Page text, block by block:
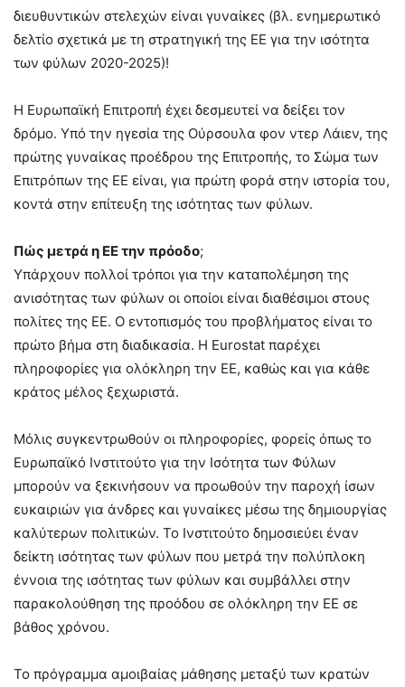
διευθυντικών στελεχών είναι γυναίκες (βλ. ενημερωτικό
δελτίο σχετικά με τη στρατηγική της ΕΕ για την ισότητα
των φύλων 2020-2025)!
Η Ευρωπαϊκή Επιτροπή έχει δεσμευτεί να δείξει τον
δρόμο. Υπό την ηγεσία της Ούρσουλα φον ντερ Λάιεν, της
πρώτης γυναίκας προέδρου της Επιτροπής, το Σώμα των
Επιτρόπων της ΕΕ είναι, για πρώτη φορά στην ιστορία του,
κοντά στην επίτευξη της ισότητας των φύλων.
Πώς μετρά η ΕΕ την πρόοδο;
Υπάρχουν πολλοί τρόποι για την καταπολέμηση της
ανισότητας των φύλων οι οποίοι είναι διαθέσιμοι στους
πολίτες της ΕΕ. Ο εντοπισμός του προβλήματος είναι το
πρώτο βήμα στη διαδικασία. Η Eurostat παρέχει
πληροφορίες για ολόκληρη την ΕΕ, καθώς και για κάθε
κράτος μέλος ξεχωριστά.
Μόλις συγκεντρωθούν οι πληροφορίες, φορείς όπως το
Ευρωπαϊκό Ινστιτούτο για την Ισότητα των Φύλων
μπορούν να ξεκινήσουν να προωθούν την παροχή ίσων
ευκαιριών για άνδρες και γυναίκες μέσω της δημιουργίας
καλύτερων πολιτικών. Το Ινστιτούτο δημοσιεύει έναν
δείκτη ισότητας των φύλων που μετρά την πολύπλοκη
έννοια της ισότητας των φύλων και συμβάλλει στην
παρακολούθηση της προόδου σε ολόκληρη την ΕΕ σε
βάθος χρόνου.
Το πρόγραμμα αμοιβαίας μάθησης μεταξύ των κρατών